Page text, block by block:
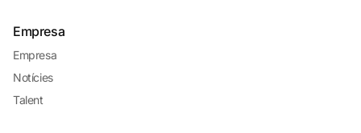
Empresa
Empresa
Notícies
Talent